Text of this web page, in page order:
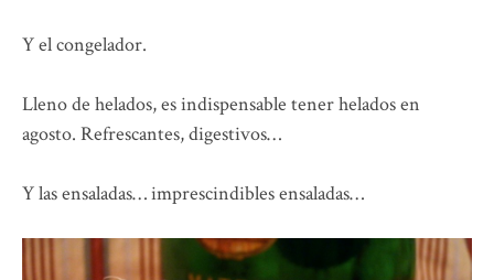
Y el congelador.
Lleno de helados, es indispensable tener helados en
agosto. Refrescantes, digestivos…
Y las ensaladas… imprescindibles ensaladas…